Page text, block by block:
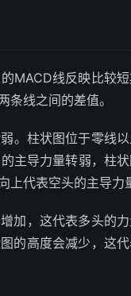
MACD线反映比较
线之间的差值。
。柱状图位于零线
主导力量转弱，柱
代表空头的主导力
加，这代表多头的
的高度会减少，这代